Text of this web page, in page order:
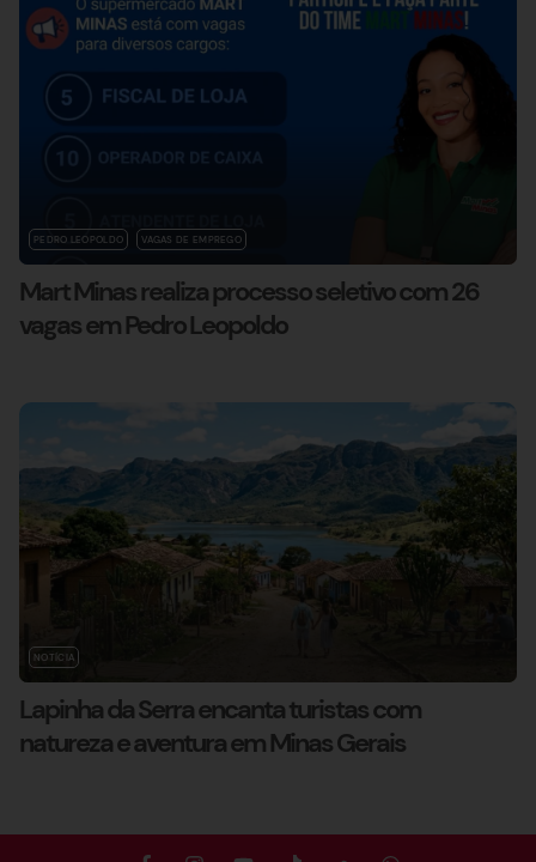
PEDRO LEOPOLDO VAGAS DE EMPREGO
Mart Minas realiza processo seletivo com 26
vagas em Pedro Leopoldo
NOTÍCIA
Lapinha da Serra encanta turistas com
natureza e aventura em Minas Gerais